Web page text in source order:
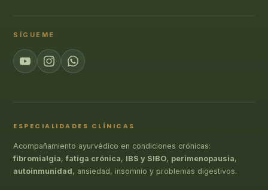
SÍGUEME
ESPECIALIDADES CLÍNICAS
Acompañamiento ayurvédico en condiciones crónicas:
fibromialgia,fatiga crónica, IBS y SIBO, perimenopausia,
autoinmunidad, ansiedad, insomnio y problemas digestivos.